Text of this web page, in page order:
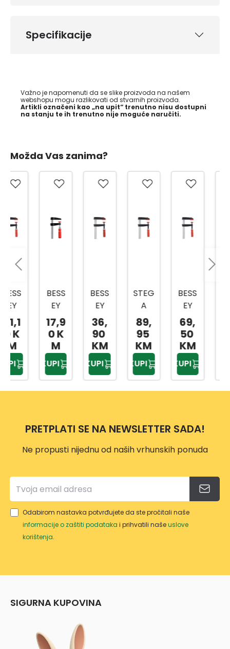
Specifikacije
Važno je napomenuti da se slike proizvoda na našem
webshopu mogu razlikovati od stvarnih proizvoda.
Artikli označeni kao „na upit“ trenutno nisu dostupni
na stanju te ih trenutno nije moguće naručiti.
Možda Vas zanima?
BESS
STEG
A LM
50M
17,9
0 K
KUPI
BESS
STEG
80
MM0
36,
90
KUPI
STEG
175M
1209
835
89,
KM
KUPI
BESS
STEG
400X
120M
69,
KM
KUPI
INGC
STEG
63X4
50M
HQB
C016
11,9
KUPI
PRETPLATI SE NA NEWSLETTER SADA!
Ne propusti nijednu od naših vrhunskih ponuda
Odabirom nastavka potvrđujete da ste pročitali naše
informacije o zaštiti podataka i prihvatili našeuslove
korištenja.
SIGURNA KUPOVINA